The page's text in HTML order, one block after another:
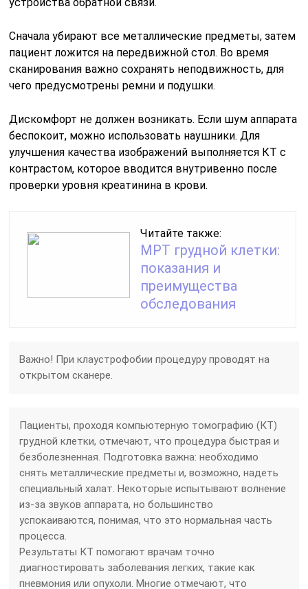
устройства обратной связи.
Сначала убирают все металлические предметы, затем
пациент ложится на передвижной стол. Во время
сканирования важно сохранять неподвижность, для
чего предусмотрены ремни и подушки.
Дискомфорт не должен возникать. Если шум аппарата
беспокоит, можно использовать наушники. Для
улучшения качества изображений выполняется КТ с
контрастом, которое вводится внутривенно после
проверки уровня креатинина в крови.
Читайте также:
МРТ грудной клетки:
показания и
преимущества
обследования
Важно! При клаустрофобии процедуру проводят на
открытом сканере.
Пациенты, проходя компьютерную томографию (КТ)
грудной клетки, отмечают, что процедура быстрая и
безболезненная. Подготовка важна: необходимо
снять металлические предметы и, возможно, надеть
специальный халат. Некоторые испытывают волнение
из-за звуков аппарата, но большинство
успокаиваются, понимая, что это нормальная часть
процесса.
Результаты КТ помогают врачам точно
диагностировать заболевания легких, такие как
пневмония или опухоли. Многие отмечают, что